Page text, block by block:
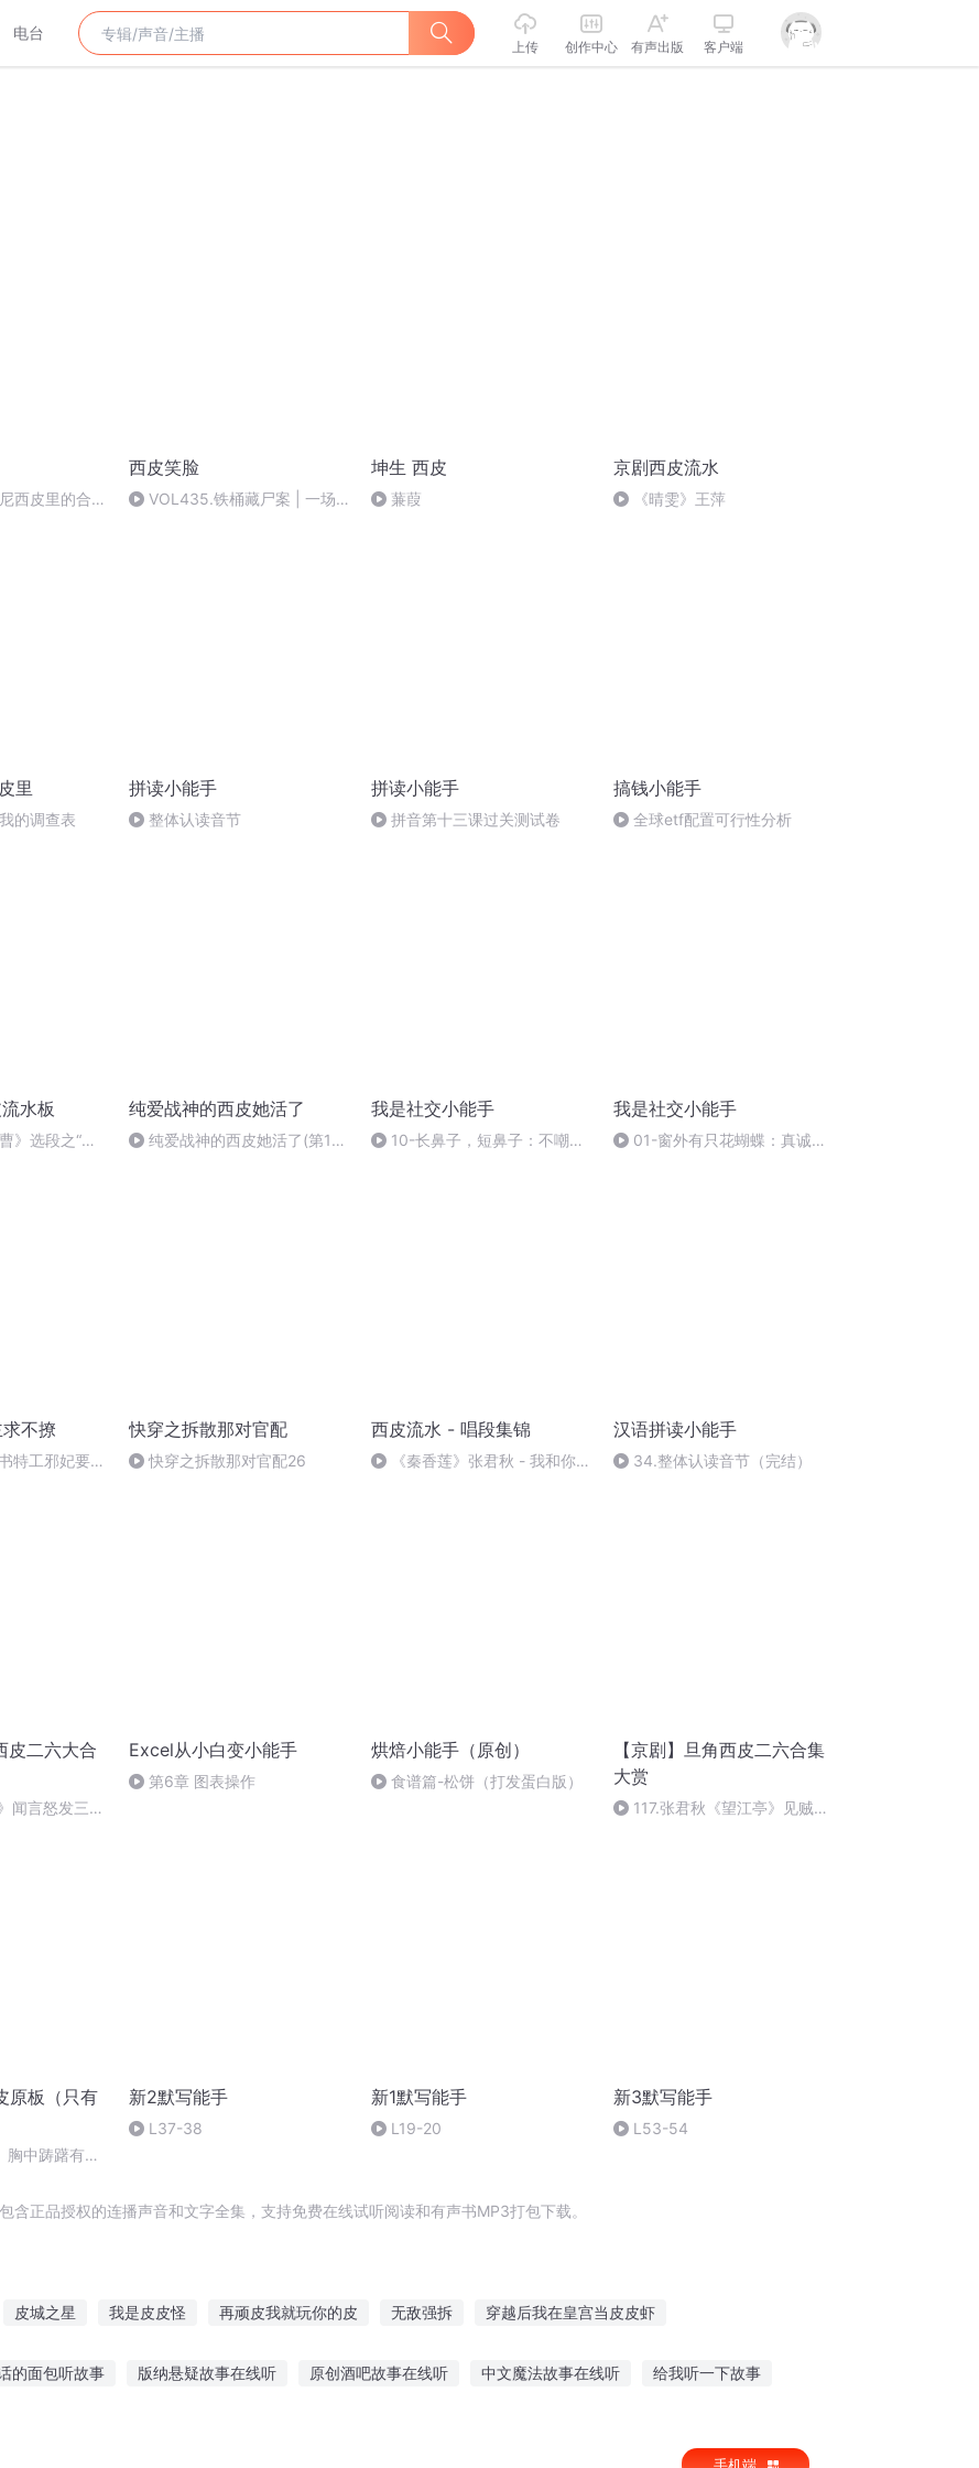
电台
上传 创作中心 有声出版 客户端
西皮里的合作
西皮笑脸
VOL435.铁桶藏尸案 | 一场
坤生 西皮
蒹葭
京剧西皮流水
《晴雯》王萍
里
的调查表
拼读小能手
整体认读音节
拼读小能手
拼音第十三课过关测试卷
搞钱小能手
全球etf配置可行性分析
水板
》选段之“谗
纯爱战神的西皮她活了
纯爱战神的西皮她活了(第10
我是社交小能手
10-长鼻子，短鼻子：不嘲笑
我是社交小能手
01-窗外有只花蝴蝶：真诚待
不撩
特工邪妃要逆
快穿之拆散那对官配
快穿之拆散那对官配26
西皮流水 - 唱段集锦
《秦香莲》张君秋 - 我和你患
汉语拼读小能手
34.整体认读音节（完结）
二六大合
闻言怒发三千
Excel从小白变小能手
第6章 图表操作
烘焙小能手（原创）
食谱篇-松饼（打发蛋白版）
【京剧】旦角西皮二六合集
大赏
117.张君秋《望江亭》见贼子
原板（只有
中踌躇有余
新2默写能手
L37-38
新1默写能手
L19-20
新3默写能手
L53-54
正品授权的连播声音和文字全集，支持免费在线试听阅读和有声书MP3打包下载。
皮城之星 我是皮皮怪 再顽皮我就玩你的皮 无敌强拆 穿越后我在皇宫当皮皮虾
的面包听故事 版纳悬疑故事在线听 原创酒吧故事在线听 中文魔法故事在线听 给我听一下故事